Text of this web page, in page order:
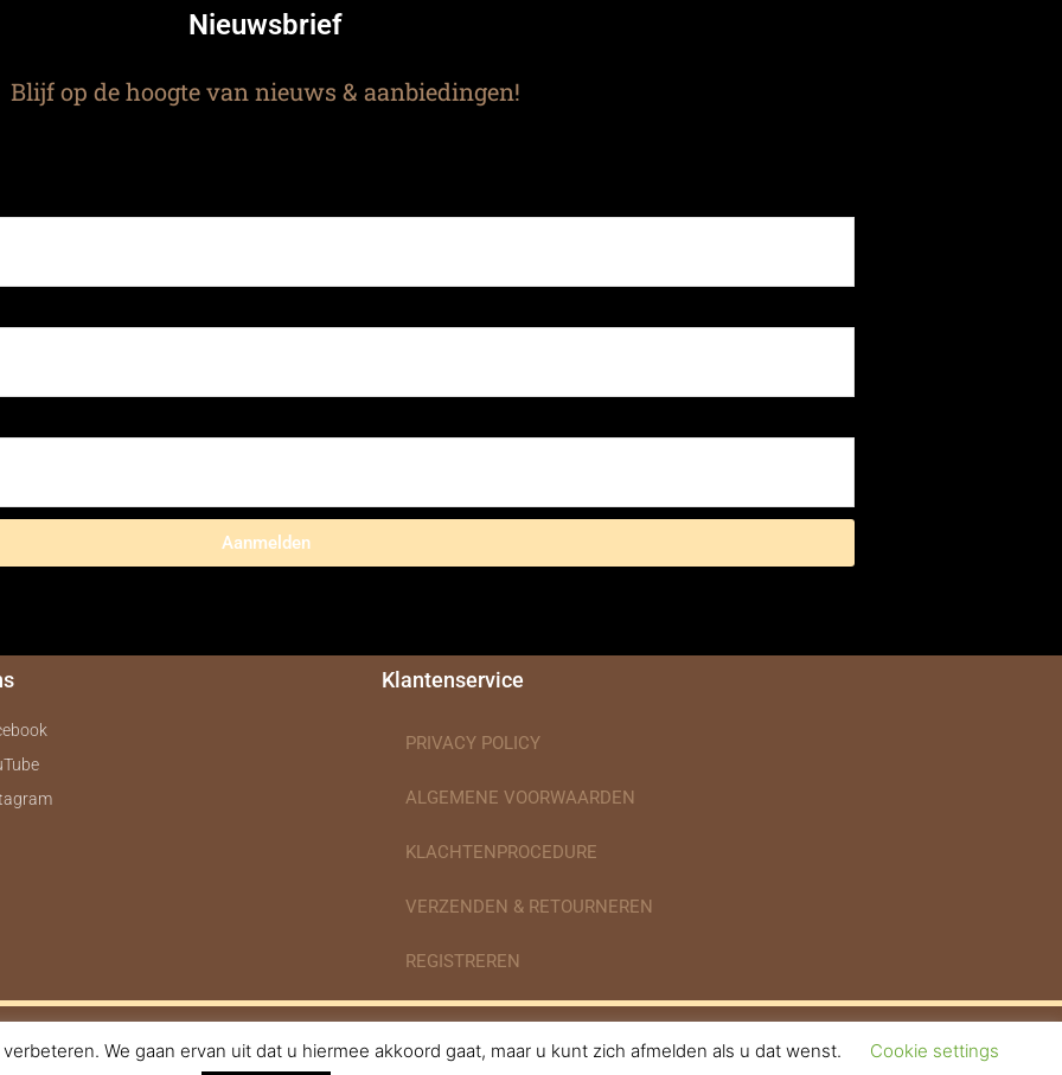
Nieuwsbrief
Blijf op de hoogte van nieuws & aanbiedingen!
Aanmelden
Klantenservice
PRIVACY POLICY
ALGEMENE VOORWAARDEN
KLACHTENPROCEDURE
VERZENDEN & RETOURNEREN
REGISTREREN
We gaan ervan uit dat u hiermee akkoord gaat, maar u kunt zich afmelden als u dat wenst. Cookie settings